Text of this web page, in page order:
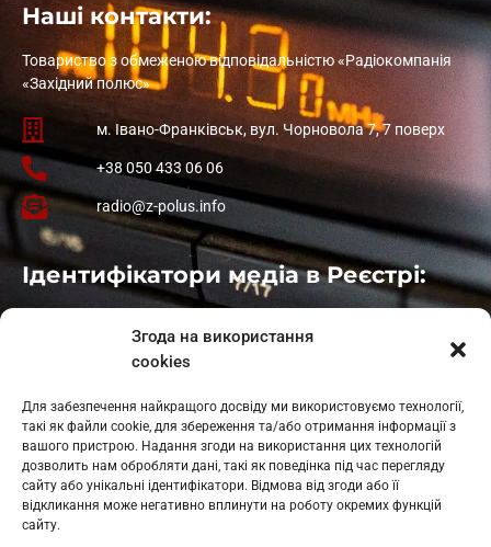
Згода на використання
cookies
Для забезпечення найкращого досвіду ми використовуємо технології,
такі як файли cookie, для збереження та/або отримання інформації з
вашого пристрою. Надання згоди на використання цих технологій
дозволить нам обробляти дані, такі як поведінка під час перегляду
сайту або унікальні ідентифікатори. Відмова від згоди або її
відкликання може негативно вплинути на роботу окремих функцій
сайту.
Наші контакти:
Товариство з обмеженою відповідальністю «Радіокомпанія
«Західний полюс»
м. Івано-Франківськ, вул. Чорновола 7, 7 поверх
+38 050 433 06 06
radio@z-polus.info
Ідентифікатори медіа в Реєстрі:
: L11-01410
: L11-01801
Косів: L11-01805
Гарасимів: L11-02274